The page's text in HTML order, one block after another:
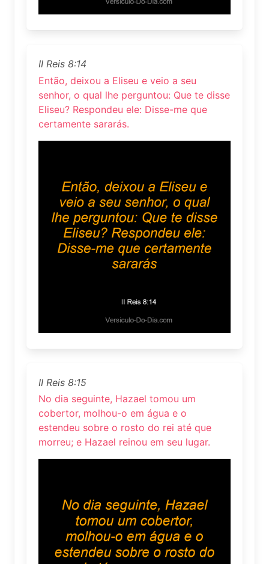
II Reis 8:14
Então, deixou a Eliseu e veio a seu
senhor, o qual lhe perguntou: Que te disse
Eliseu? Respondeu ele: Disse-me que
certamente sararás.
II Reis 8:15
No dia seguinte, Hazael tomou um
cobertor, molhou-o em água e o
estendeu sobre o rosto do rei até que
morreu; e Hazael reinou em seu lugar.